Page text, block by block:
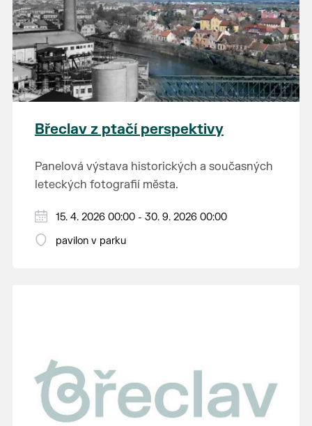
Břeclav z ptačí perspektivy
Panelová výstava historických a současných
leteckých fotografií města.
15. 4. 2026 00:00 - 30. 9. 2026 00:00
pavilon v parku